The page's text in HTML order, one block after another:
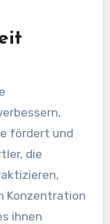
fördert und
die
Konzentration
ihnen